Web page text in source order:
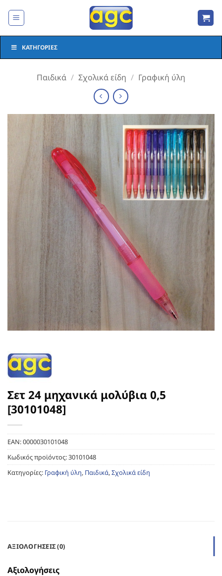
στο
ΚΑΤΗΓΟΡΊΕΣ
Παιδικά / Σχολικά είδη / Γραφική ύλη
Σετ 24 μηχανικά μολύβια 0,5
[30101048]
EAN:0000030101048
Κωδικός προϊόντος:30101048
Κατηγορίες: Γραφική ύλη, Παιδικά,Σχολικά είδη
ΑΞΙΟΛΟΓΉΣΕΙΣ (0)
Αξιολογήσεις